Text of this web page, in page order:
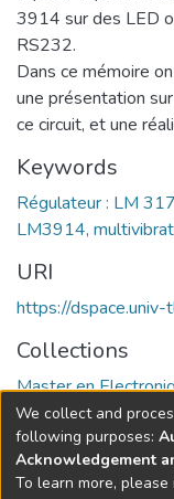
3914 sur des LED
RS232.
Dans ce mémoire
une présentation
ce circuit, et une
Keywords
Régulateur : LM
LM3914,
URI
https://
Collections
Master en
Full item page
We collect and
following purposes:
Acknowledgement
To learn more, please